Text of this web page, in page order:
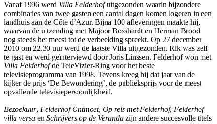
Vanaf 1996 werd Villa Felderhofuitgezonden waarin bijzondere
combinaties van twee gasten een aantal dagen komen logeren in een
landhuis aan de Côte d’Azur. Bijna 100 afleveringen maakte hij,
waarvan de uitzending met Majoor Bosshardt en Herman Brood
nog steeds het meest tot de verbeelding spreekt. Op 27 december
2010 om 22.30 uur werd de laatste Villa uitgezonden. Rik was zelf
te gast en werd geïnterviewd door Joris Linssen. Felderhof won met
Villa Felderhofde TeleVizier-Ring voor het beste
televisieprogramma van 1998. Tevens kreeg hij dat jaar van de
kijker de prijs ‘De Bewondering’, de publieksprijs voor de meest
opvallende televisiepersoonlijkheid.
Bezoekuur, Felderhof Ontmoet, Op reis met Felderhof, Felderhof
villa versa en Schrijvers op de Veranda zijn andere succesvolle titels